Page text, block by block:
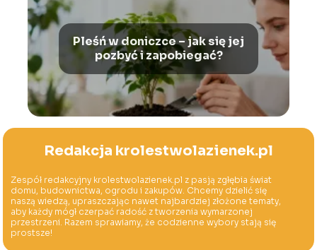
Pleśń w doniczce – jak się jej
pozbyć i zapobiegać?
Redakcja krolestwolazienek.pl
Zespół redakcyjny krolestwolazienek.pl z pasją zgłębia świat
domu, budownictwa, ogrodu i zakupów. Chcemy dzielić się
naszą wiedzą, upraszczając nawet najbardziej złożone tematy,
aby każdy mógł czerpać radość z tworzenia wymarzonej
przestrzeni. Razem sprawiamy, że codzienne wybory stają się
prostsze!